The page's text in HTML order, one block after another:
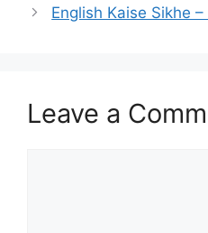
English Kaise Sikhe
Leave a